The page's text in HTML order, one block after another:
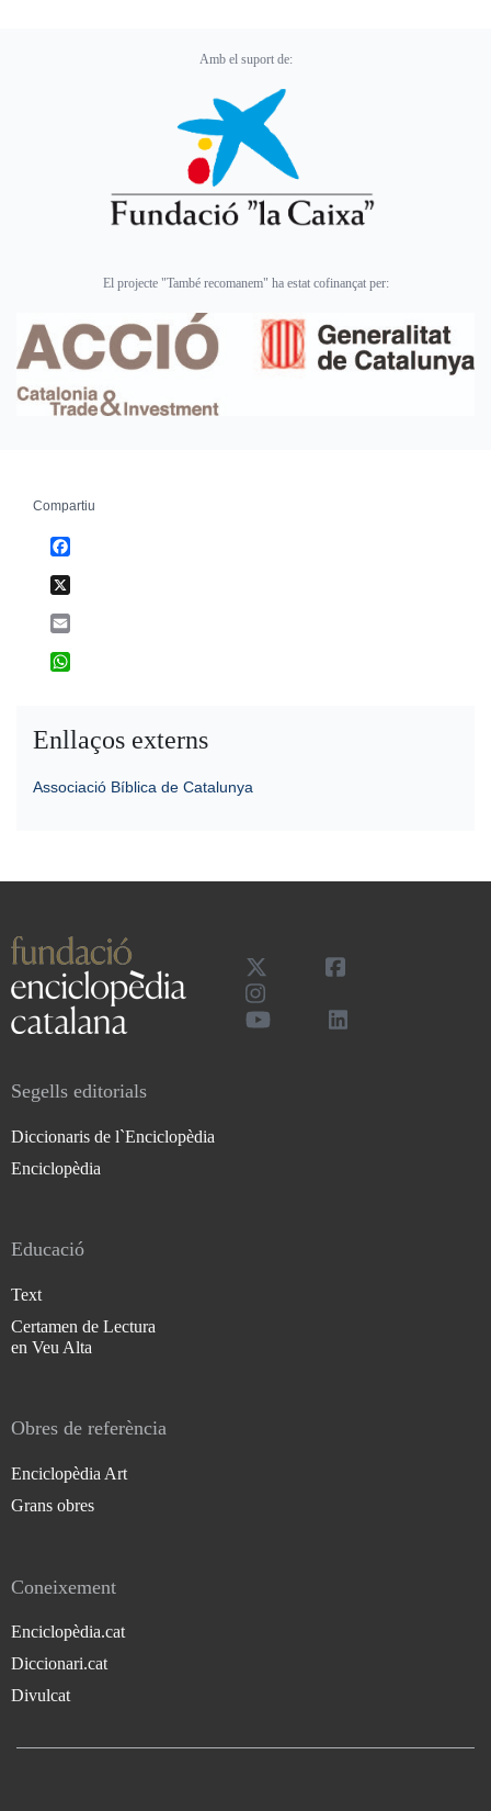
Amb el suport de:
El projecte "També recomanem" ha estat cofinançat per:
Compartiu
Enllaços externs
Associació Bíblica de Catalunya
Segells editorials
Diccionaris de l`Enciclopèdia
Enciclopèdia
Educació
Text
Certamen de Lectura
en Veu Alta
Obres de referència
Enciclopèdia Art
Grans obres
Coneixement
Enciclopèdia.cat
Diccionari.cat
Divulcat